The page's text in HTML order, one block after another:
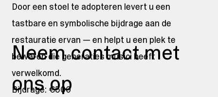
Door een stoel te adopteren levert u een
tastbare en symbolische bijdrage aan de
restauratie ervan — en helpt u een plek te
bewaren die generaties musici heeft
verwelkomd.
Bijdrage: €500
Neem contact met
ons op